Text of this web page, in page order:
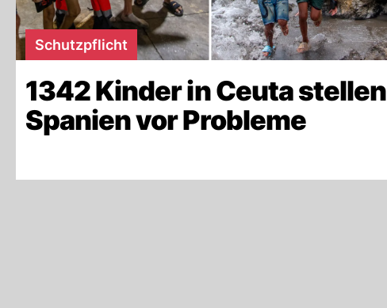
Schutzpflicht
1342 Kinder in Ceuta stellen
Spanien vor Probleme